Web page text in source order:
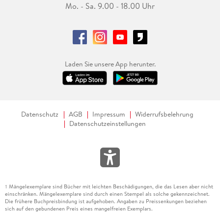
Mo. - Sa. 9.00 - 18.00 Uhr
Laden Sie unsere App herunter.
Datenschutz AGB Impressum
Widerrufsbelehrung
Datenschutzeinstellungen
1 Mängelexemplare sind Bücher mit leichten Beschädigungen, die das Lesen aber nicht
einschränken. Mängelexemplare sind durch einen Stempel als solche gekennzeichnet.
Die frühere Buchpreisbindung ist aufgehoben. Angaben zu Preissenkungen beziehen
sich auf den gebundenen Preis eines mangelfreien Exemplars.